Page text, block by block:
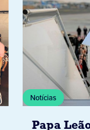
Notícias
Papa